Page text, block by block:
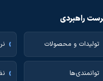
راهبردی
تولیدات و محصولات
توانمندی‌ها